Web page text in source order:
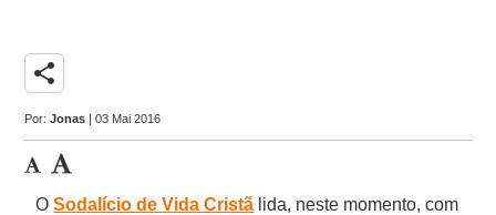
share
Por:Jonas | 03 Mai 2016
OSodalício de Vida Cristã lida, neste momento, com